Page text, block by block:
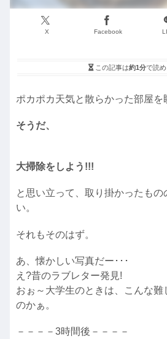
X Facebook
この記事は約1分で読め
ポカポカ天気と散らかった部屋を
そうだ、
大掃除をしよう!!!
と思い立って、取り掛かったもの
い。
それもそのはず。
あ、懐かしい写真だー･･･
え?昔のラブレター発見!
おぉ～大学生のときは、こんな難
のかぁ。
－－－－3時間後－－－－